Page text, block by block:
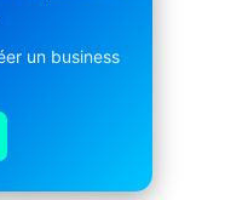
un business